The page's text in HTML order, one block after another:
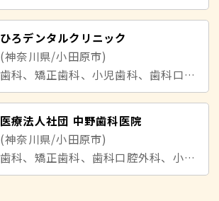
ひろデンタルクリニック
(神奈川県/小田原市)
歯科、矯正歯科、小児歯科、歯科口腔外科
医療法人社団 中野歯科医院
(神奈川県/小田原市)
歯科、矯正歯科、歯科口腔外科、小児歯科